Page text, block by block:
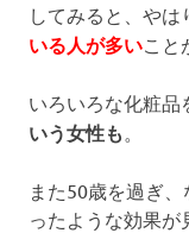
してみると、やは
いる人が多いこと
いろいろな化粧品
いう女性も 。
また50歳を過ぎ
ったような効果が